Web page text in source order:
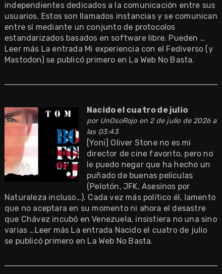
independientes dedicados a la comunicación entre sus
usuarios. Estos son llamados instancias y se comunican
entre sí mediante un conjunto de protocolos
estandarizados basados en software libre. Pueden …
Leer más La entrada Mi experiencia con el Fediverso (y
Mastodon) se publicó primero en La Web No Basta.
Nacido el cuatro de julio
por UnOsoRojoen 2 de julio de 2026 a
las 03:43
[Yoni] Oliver Stone no es mi
director de cine favorito, pero no
le puedo negar que ha hecho un
puñado de buenas películas
(Pelotón, JFK, Asesinos por
Naturaleza incluso…). Cada vez más político él, lamento
que no aceptara en su momento ni ahora el desastre
que Chávez incubó en Venezuela, insistiera no una sino
varias …Leer más La entrada Nacido el cuatro de julio
se publicó primero en La Web No Basta.